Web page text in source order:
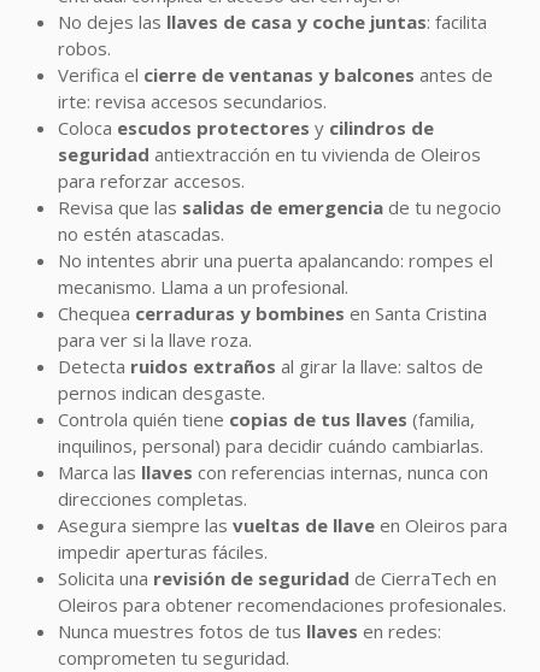
No dejes las llaves de casa y coche juntas: facilita
robos.
Verifica el cierre de ventanas y balcones antes de
irte: revisa accesos secundarios.
Coloca escudos protectores y cilindros de
seguridad antiextracción en tu vivienda de Oleiros
para reforzar accesos.
Revisa que las salidas de emergencia de tu negocio
no estén atascadas.
No intentes abrir una puerta apalancando: rompes el
mecanismo. Llama a un profesional.
Chequea cerraduras y bombines en Santa Cristina
para ver si la llave roza.
Detecta ruidos extraños al girar la llave: saltos de
pernos indican desgaste.
Controla quién tiene copias de tus llaves (familia,
inquilinos, personal) para decidir cuándo cambiarlas.
Marca las llaves con referencias internas, nunca con
direcciones completas.
Asegura siempre las vueltas de llave en Oleiros para
impedir aperturas fáciles.
Solicita una revisión de seguridad de CierraTech en
Oleiros para obtener recomendaciones profesionales.
Nunca muestres fotos de tus llaves en redes:
comprometen tu seguridad.